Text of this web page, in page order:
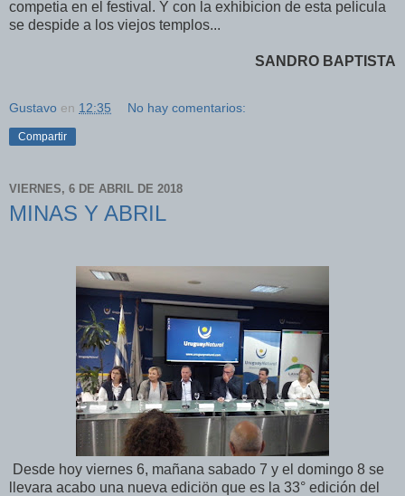
competia en el festival. Y con la exhibicion de esta pelicula
se despide a los viejos templos...
SANDRO BAPTISTA
Gustavo en 12:35 No hay comentarios:
Compartir
VIERNES, 6 DE ABRIL DE 2018
MINAS Y ABRIL
Desde hoy viernes 6, mañana sabado 7 y el domingo 8 se
llevara acabo una nueva ediciön que es la 33° edición del